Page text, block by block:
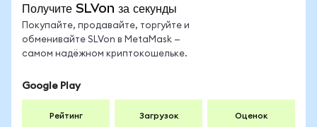
Получите SLVon за секунды
Покупайте, продавайте, торгуйте и
обменивайте SLVon в MetaMask —
самом надёжном криптокошельке.
Google Play
Рейтинг Загрузок Оценок